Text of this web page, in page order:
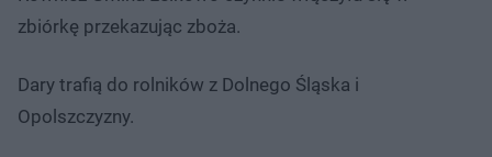
zbiórkę przekazując zboża.
Dary trafią do rolników z Dolnego Śląska i
Opolszczyzny.